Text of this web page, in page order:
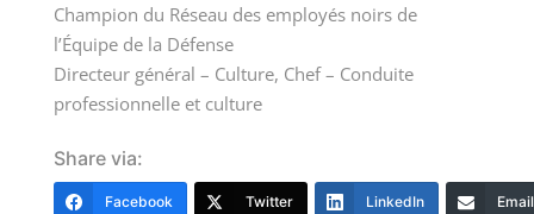
Champion du Réseau des employés noirs de
l’Équipe de la Défense
Directeur général – Culture, Chef – Conduite
professionnelle et culture
Share via:
Facebook Twitter LinkedIn Email